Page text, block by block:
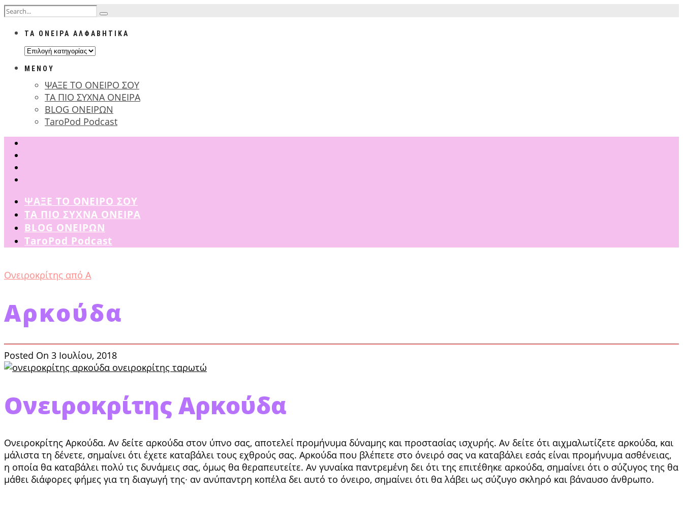
ΤΑ ΟΝΕΙΡΑ ΑΛΦΑΒΗΤΙΚΑ
ΤΑ
ΑΛΦΑΒΗΤΙΚΑ
ΜΕΝΟΥ
ΨΑΞΕ ΤΟ ΟΝΕΙΡΟ ΣΟΥ
ΤΑ ΠΙΟ ΣΥΧΝΑ ΟΝΕΙΡΑ
BLOG ΟΝΕΙΡΩΝ
TaroPod Podcast
ΨΑΞΕ ΤΟ ΟΝΕΙΡΟ ΣΟΥ
ΤΑ ΠΙΟ ΣΥΧΝΑ ΟΝΕΙΡΑ
BLOG ΟΝΕΙΡΩΝ
TaroPod Podcast
Ονειροκρίτης από Α
Αρκούδα
Posted On 3 Ιουλίου, 2018
Ονειροκρίτης Αρκούδα
Ονειροκρίτης Αρκούδα. Αν δείτε αρκούδα στον ύπνο σας, αποτελεί προμήνυμα δύναμης και προ­στασίας ισχυρής. Αν δείτε ότι αιχμαλωτίζετε αρ­κούδα, και
μάλιστα τη δένετε, σημαίνει ότι έχετε καταβάλει τους εχθρούς σας. Αρκούδα που βλέ­πετε στο όνειρό σας να καταβάλει εσάς είναι προ­μήνυμα ασθένειας,
η οποία θα καταβάλει πολύ τις δυνάμεις σας, όμως θα θεραπευτείτε. Αν γυ­ναίκα παντρεμένη δει ότι της επιτέθηκε αρκούδα, σημαίνει ότι ο σύζυγος της θα
μάθει διάφορες φήμες για τη διαγωγή της∙ αν ανύπαντρη κοπέλα δει αυτό το όνειρο, σημαίνει ότι θα λάβει ως σύ­ζυγο σκληρό και βάναυσο άνθρωπο.